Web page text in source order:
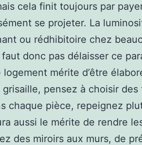
cela finit toujours par
se projeter. La
ou rédhibitoire chez
donc pas délaisser ce
mérite d’être
pensez à choisir
chaque pièce, repeignez
aussi le mérite de rendre
des miroirs aux murs, de